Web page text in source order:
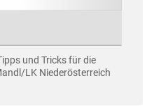
und Tricks für die
LK Niederösterreich